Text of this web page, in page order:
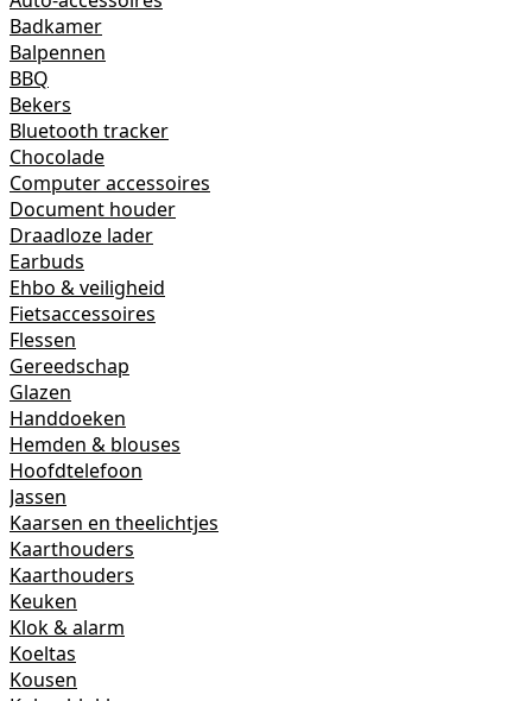
Badkamer
Balpennen
BBQ
Bekers
Bluetooth tracker
Chocolade
Computer accessoires
Document houder
Draadloze lader
Earbuds
Ehbo & veiligheid
Fietsaccessoires
Flessen
Gereedschap
Glazen
Handdoeken
Hemden & blouses
Hoofdtelefoon
Jassen
Kaarsen en theelichtjes
Kaarthouders
Kaarthouders
Keuken
Klok & alarm
Koeltas
Kousen